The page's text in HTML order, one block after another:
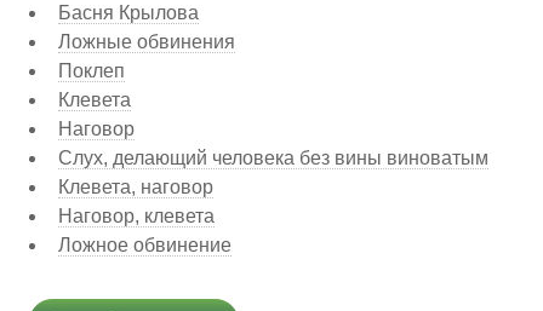
Басня Крылова
Ложные обвинения
Поклеп
Клевета
Наговор
Слух, делающий человека без вины виноватым
Клевета, наговор
Наговор, клевета
Ложное обвинение